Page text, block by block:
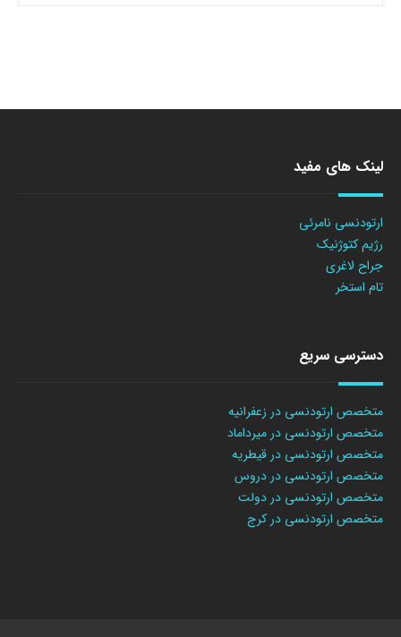
لینک های مفید
ارتودنسی نامرئی
رژیم کتوژنیک
جراح لاغری
تام استخر
دسترسی سریع
متخصص ارتودنسی در زعفرانیه
متخصص ارتودنسی در میرداماد
متخصص ارتودنسی در قیطریه
متخصص ارتودنسی در دروس
متخصص ارتودنسی در دولت
متخصص ارتودنسی در کرج